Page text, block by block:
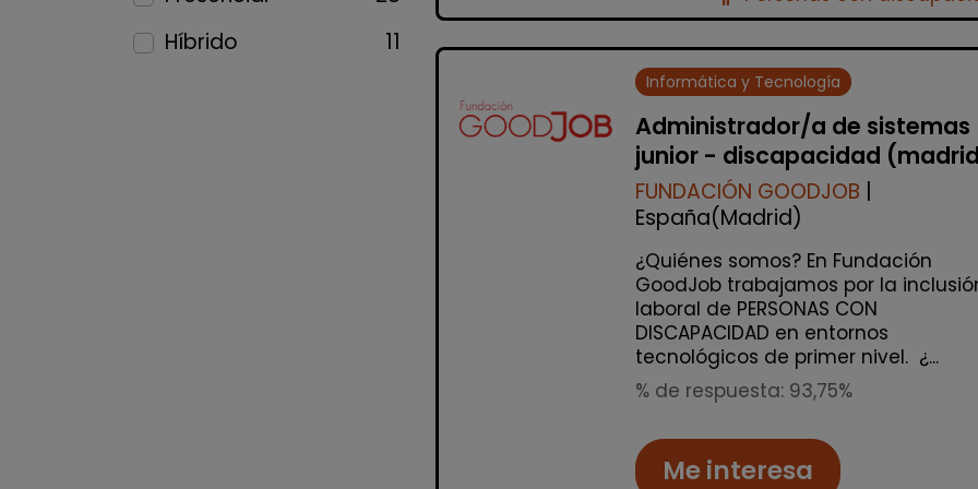
Híbrido
11
Informática y Tecnología
Administrador/a de sistemas
junior - discapacidad
FUNDACIÓN GOODJOB
España(Madrid)
¿Quiénes somos? En Fundación
GoodJob trabajamos por la
laboral de PERSONAS CON
DISCAPACIDAD en entornos
tecnológicos de primer nivel. ¿...
% de respuesta: 93,75%
Me interesa